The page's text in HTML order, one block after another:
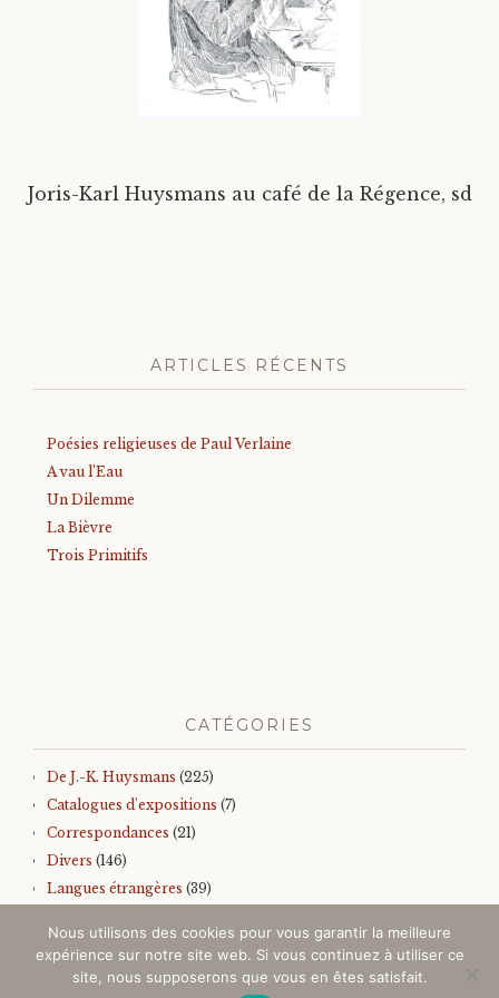
Langues étrangères
Joris-Karl Huysmans au café de la Régence, sd
ARTICLES RÉCENTS
Poésies religieuses de Paul Verlaine
A vau l’Eau
Un Dilemme
La Bièvre
Trois Primitifs
CATÉGORIES
De J.-K. Huysmans (225)
Catalogues d'expositions (7)
Correspondances (21)
Divers (146)
Langues étrangères (39)
Autres(99)
Nous utilisons des cookies pour vous garantir la meilleure
expérience sur notre site web. Si vous continuez à utiliser ce
site, nous supposerons que vous en êtes satisfait.